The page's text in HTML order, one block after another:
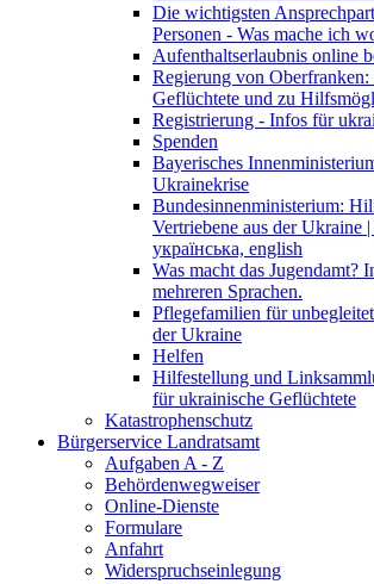
Die wichtigsten
Personen - Was mache ich
Aufenthaltserlaubnis online
Regierung von
Geflüchtete und zu
Registrierung - Infos für
Spenden
Bayerisches
Ukrainekrise
Bundesinnenministerium:
Vertriebene aus der Ukraine |
українська, english
Was macht das Jugendamt?
mehreren Sprachen.
Pflegefamilien für
der Ukraine
Helfen
Hilfestellung und
für ukrainische Geflüchtete
Katastrophenschutz
Bürgerservice Landratsamt
Aufgaben A - Z
Behördenwegweiser
Online-Dienste
Formulare
Anfahrt
Widerspruchseinlegung